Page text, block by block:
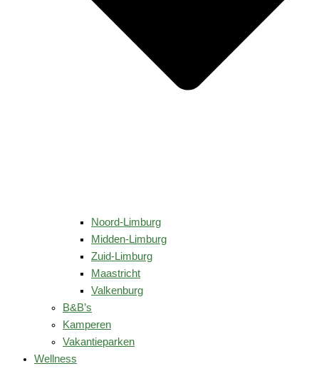
Noord-Limburg
Midden-Limburg
Zuid-Limburg
Maastricht
Valkenburg
B&B’s
Kamperen
Vakantieparken
Wellness